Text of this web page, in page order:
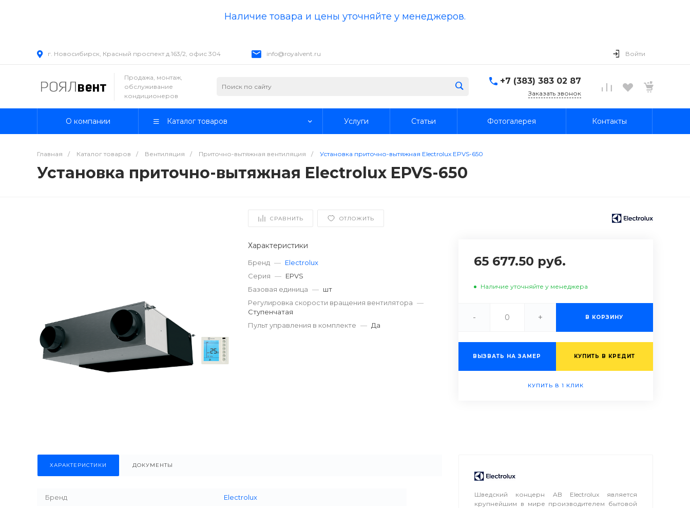
Наличие товара и цены уточняйте у менеджеров.
г. Новосибирск, Красный проспект д.163/2, офис 304 info@royalvent.ru Войти
Продажа, монтаж,
обслуживание
кондиционеров
+7 (383) 383 02 87
Заказать звонок
О компании Каталог товаров Услуги Статьи Фотогалерея Контакты
Главная / Каталог товаров / Вентиляция / Приточно-вытяжная вентиляция / Установка приточно-вытяжная Electrolux EPVS-650
Установка приточно-вытяжная Electrolux EPVS-650
СРАВНИТЬ ОТЛОЖИТЬ
Характеристики
Бренд — Electrolux
Серия — EPVS
Базовая единица — шт
Регулировка скорости вращения вентилятора —
Ступенчатая
Пульт управления в комплекте — Да
65 677.50 руб.
Наличие уточняйте у менеджера
- +
ВЫЗВАТЬ НА ЗАМЕР
В КОРЗИНУ
КУПИТЬ В КРЕДИТ
КУПИТЬ В 1 КЛИК
ХАРАКТЕРИСТИКИ ДОКУМЕНТЫ
Бренд Electrolux
Шведский концерн AB Electrolux является
крупнейшим в мире производителем бытовой